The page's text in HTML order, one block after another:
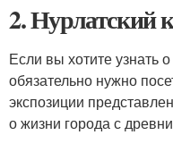
2. Нурлатский
Если вы хотите узнать
обязательно нужно
экспозиции
о жизни города с